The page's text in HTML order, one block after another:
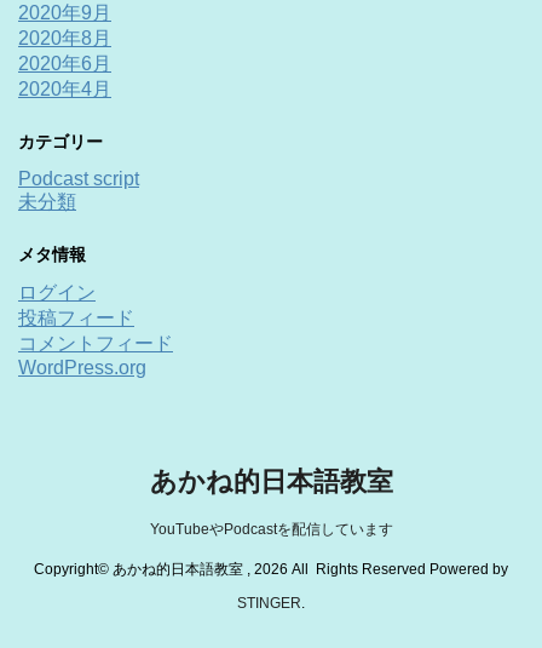
2020年9月
2020年8月
2020年6月
2020年4月
カテゴリー
Podcast script
未分類
メタ情報
ログイン
投稿フィード
コメントフィード
WordPress.org
あかね的日本語教室
YouTubeやPodcastを配信しています
Copyright© あかね的日本語教室 , 2026 All Rights Reserved Powered by
STINGER.